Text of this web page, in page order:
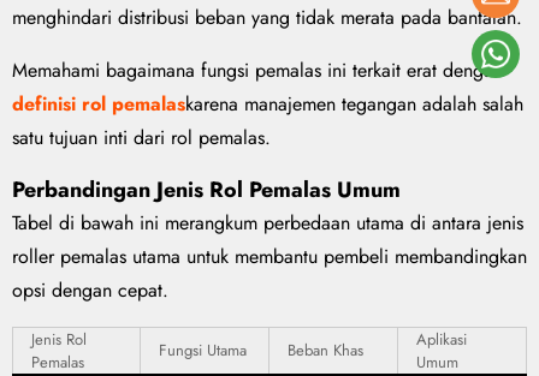
menghindari distribusi beban yang tidak merata pada bantalan.
Memahami bagaimana fungsi pemalas ini terkait erat dengan
definisi rol pemalaskarena manajemen tegangan adalah salah
satu tujuan inti dari rol pemalas.
Perbandingan Jenis Rol Pemalas Umum
Tabel di bawah ini merangkum perbedaan utama di antara jenis
roller pemalas utama untuk membantu pembeli membandingkan
opsi dengan cepat.
Jenis Rol
Pemalas
Fungsi Utama Beban Khas
Aplikasi
Umum